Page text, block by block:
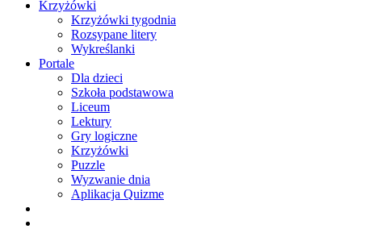
Krzyżówki
Krzyżówki tygodnia
Rozsypane litery
Wykreślanki
Portale
Dla dzieci
Szkoła podstawowa
Liceum
Lektury
Gry logiczne
Krzyżówki
Puzzle
Wyzwanie dnia
Aplikacja Quizme